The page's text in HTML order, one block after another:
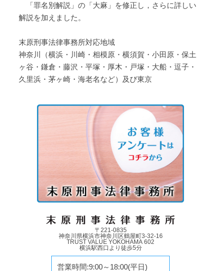
「罪名別解説」の「大麻」を修正し，さらに詳しい
解説を加えました。
末原刑事法律事務所対応地域
神奈川（横浜・川崎・相模原・横須賀・小田原・保土
ヶ谷・鎌倉・藤沢・平塚・厚木・戸塚・大船・逗子・
久里浜・茅ヶ崎・海老名など）及び東京
〒221-0835
神奈川県横浜市神奈川区鶴屋町3-32-16
TRUST VALUE YOKOHAMA 602
横浜駅西口より徒歩5分
営業時間:9:00～18:00(平日)